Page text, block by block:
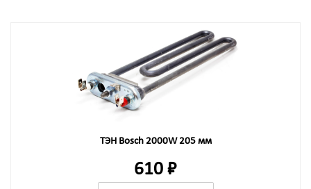
ТЭН Bosch 2000W 205 мм
610 ₽